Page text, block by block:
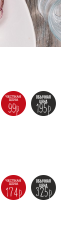
195р
99р
325р
174р